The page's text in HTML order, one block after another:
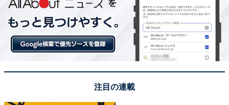
注目の連載